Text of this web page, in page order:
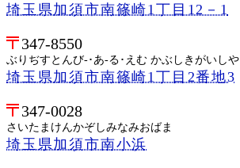
埼玉県加須市南篠崎1丁目12－1
347-8550
ぶりぢすとんび-･あ-る･えむ かぶしきがいしや
埼玉県加須市南篠崎1丁目2番地3
347-0028
さいたまけんかぞしみなみおばま
埼玉県加須市南小浜